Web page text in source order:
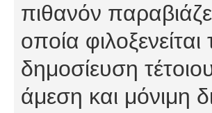
πιθανόν
οποία
δημοσίευση
άμεση και μόνιμη